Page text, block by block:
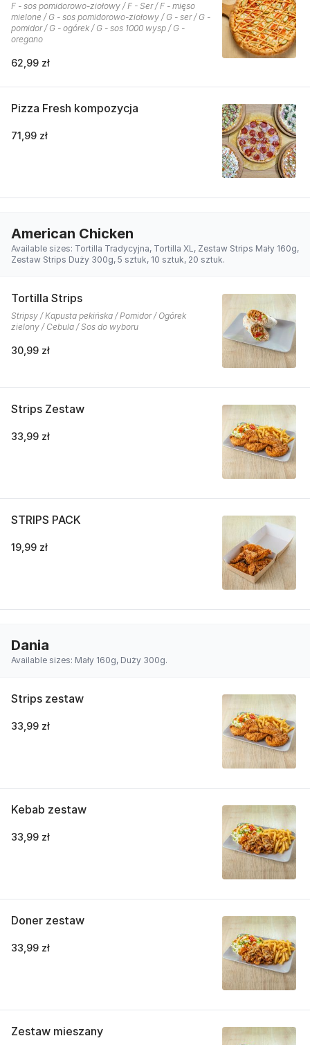
F - sos pomidorowo-ziołowy / F - Ser / F - mięso
mielone / G - sos pomidorowo-ziołowy / G - ser / G -
pomidor / G - ogórek / G - sos 1000 wysp / G -
oregano
62,99 zł
Pizza Fresh kompozycja
71,99 zł
American Chicken
Available sizes: Tortilla Tradycyjna, Tortilla XL, Zestaw Strips Mały 160g,
Zestaw Strips Duży 300g, 5 sztuk, 10 sztuk, 20 sztuk.
Tortilla Strips
Stripsy / Kapusta pekińska / Pomidor / Ogórek
zielony / Cebula / Sos do wyboru
30,99 zł
Strips Zestaw
33,99 zł
STRIPS PACK
19,99 zł
Dania
Available sizes: Mały 160g, Duży 300g.
Strips zestaw
33,99 zł
Kebab zestaw
33,99 zł
Doner zestaw
33,99 zł
Zestaw mieszany